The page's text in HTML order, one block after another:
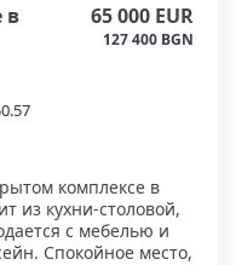
в
65 000 EUR
127 400 BGN
комплексе в
из кухни-столовой,
с мебелью и
Спокойное место,